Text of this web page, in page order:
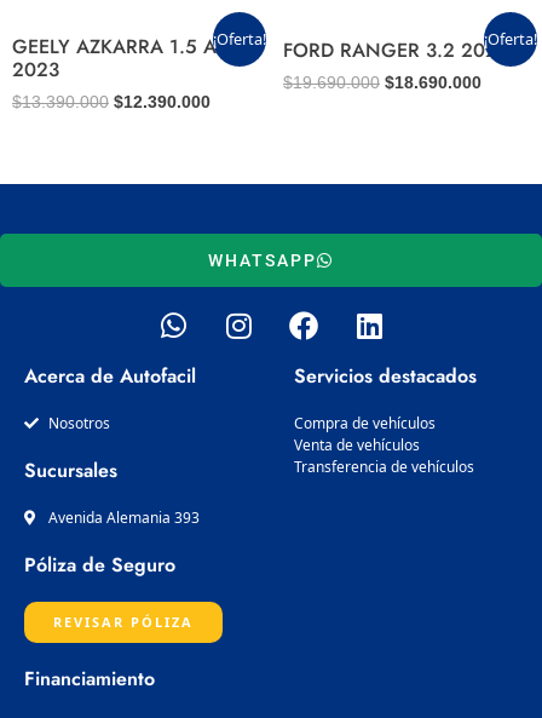
¡Oferta!
GEELY AZKARRA 1.5 AUT
2023
$13.390.000
precio
era:
$12.390.000
El
precio
actual
¡Oferta!
FORD RANGER 3.2 2022
$19.690.000
precio
original
era:
$18.690.000
El
precio
actual
WHATSAPP
W
h
a
t
p
I
n
F
a
c
e
b
o
o
L
i
n
k
e
d
i
Acerca de Autofacil
Nosotros
Sucursales
Avenida Alemania 393
Servicios destacados
Compra de vehículos
Venta de vehículos
Transferencia de vehículos
Póliza de Seguro
REVISAR PÓLIZA
Financiamiento